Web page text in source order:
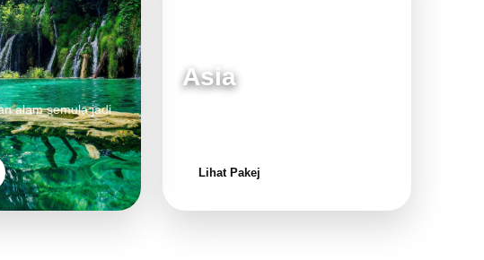
alam semula jadi
Asia
Lihat Pakej